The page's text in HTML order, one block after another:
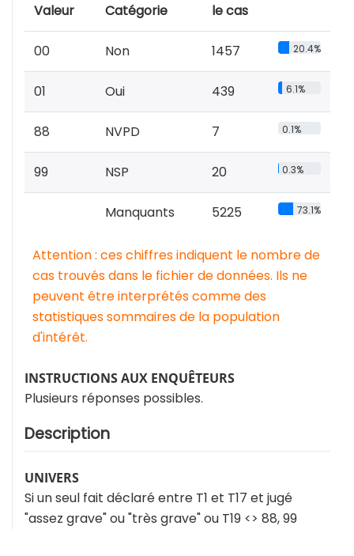
Valeur Catégorie le cas
00 Non 1457 20.4%
01 Oui 439 6.1%
88 NVPD 7 0.1%
99 NSP 20 0.3%
Manquants 5225 73.1%
Attention : ces chiffres indiquent le nombre de
cas trouvés dans le fichier de données. Ils ne
peuvent être interprétés comme des
statistiques sommaires de la population
d'intérêt.
INSTRUCTIONS AUX ENQUÊTEURS
Plusieurs réponses possibles.
Description
UNIVERS
Si un seul fait déclaré entre T1 et T17 et jugé
"assez grave" ou "très grave" ou T19 <> 88, 99